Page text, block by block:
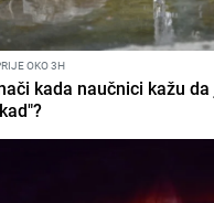
OKO 3H
kada naučnici kažu